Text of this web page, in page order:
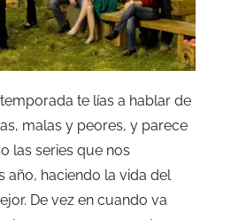
te lías a hablar de
malas y peores, y parece
las series que nos
año, haciendo la vida del
De vez en cuando va